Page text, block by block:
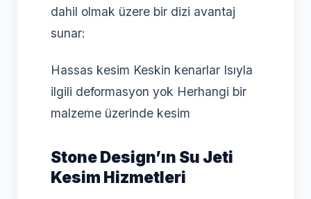
dahil olmak üzere bir dizi avantaj
sunar:
Hassas kesim Keskin kenarlar Isıyla
ilgili deformasyon yok Herhangi bir
malzeme üzerinde kesim
Stone Design’ın Su Jeti
Kesim Hizmetleri